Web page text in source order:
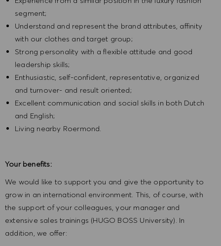
segment;
Understand and represent the brand attributes, affinity
with our clothes and target group;
Strong personality with a flexible attitude and good
leadership skills;
Enthusiastic, self-confident, representative, organized
and turnover- and result oriented;
Excellent communication and social skills in both Dutch
and English;
Living nearby Roermond.
Your benefits:
We would like to support you and give the opportunity to
grow in an international environment. This, of course, with
the support of your colleagues, your manager and
extensive sales trainings (HUGO BOSS University). In
addition, we offer: